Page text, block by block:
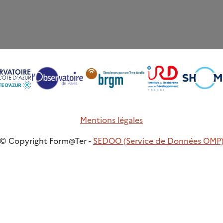
Mentions légales
© Copyright Form@Ter - SEDOO (Service de Données OMP)